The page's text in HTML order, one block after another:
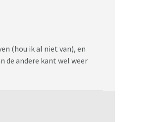
(hou ik al niet van), en
andere kant wel weer